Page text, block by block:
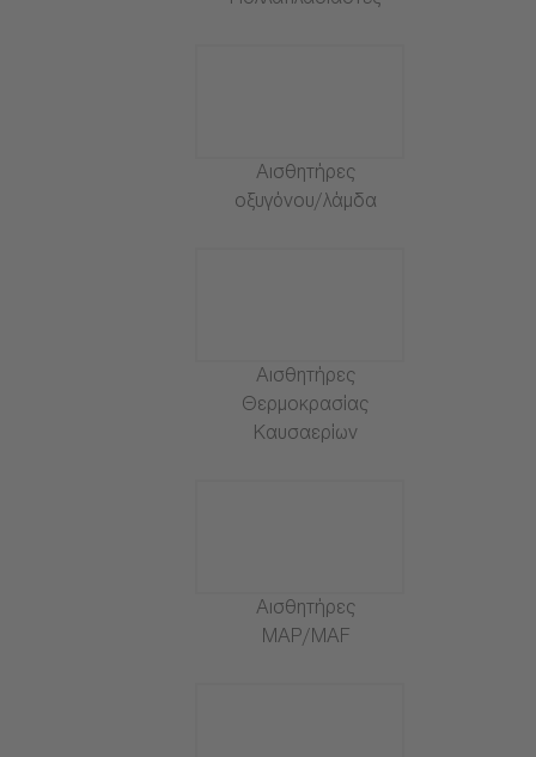
Αισθητήρες
οξυγόνου/λάμδα
Αισθητήρες
Θερμοκρασίας
Καυσαερίων
Αισθητήρες
MAP/MAF